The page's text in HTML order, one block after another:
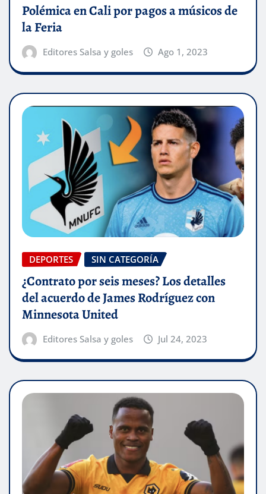
Polémica en Cali por pagos a músicos de
la Feria
Editores Salsa y goles Ago 1, 2023
DEPORTES SIN CATEGORÍA
¿Contrato por seis meses? Los detalles
del acuerdo de James Rodríguez con
Minnesota United
Editores Salsa y goles Jul 24, 2023